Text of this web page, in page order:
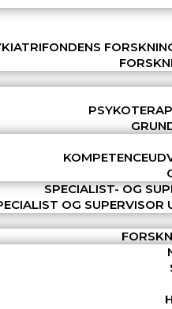
SPECIALIST- OG
OG SUPERVISOR